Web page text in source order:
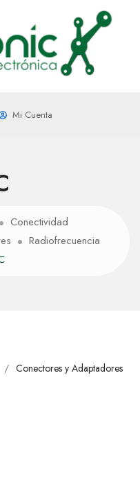
Mi Cuenta
Conectividad
Radiofrecuencia
Conectores y Adaptadores